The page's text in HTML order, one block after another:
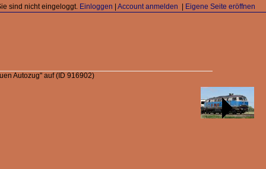
sind nicht eingeloggt. Einloggen Account anmelden Eigene Seite eröffnen
Autozug" auf(ID 916902)